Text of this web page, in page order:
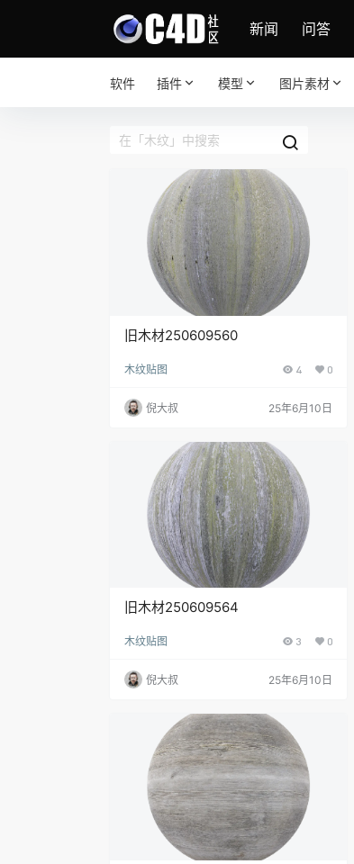
新闻 问答
软件 插件 模型 图片素材
旧木材250609560
木纹贴图 4 0
倪大叔 25年6月10日
旧木材250609564
木纹贴图 3 0
倪大叔 25年6月10日